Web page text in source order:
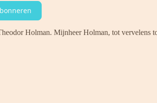
Holman. Mijnheer Holman, tot vervelens